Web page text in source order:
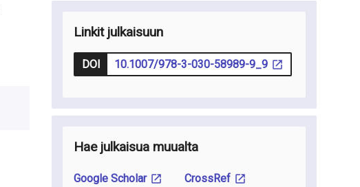
Linkit julkaisuun
DOI 10.1007/978-3-030-58989-9_9
Hae julkaisua muualta
Google Scholar CrossRef